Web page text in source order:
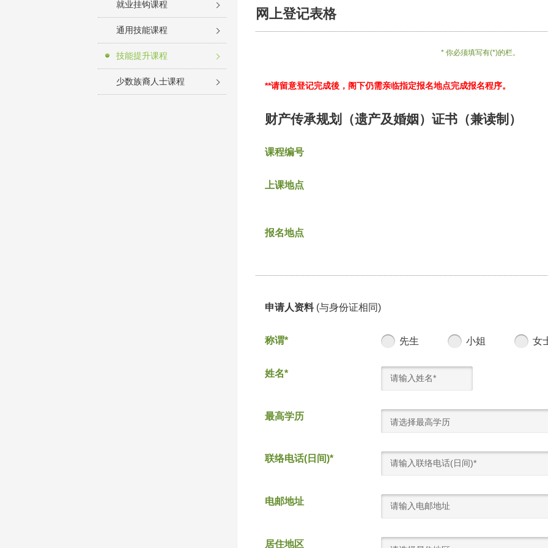
就业挂钩课程
通用技能课程
技能提升课程
少数族裔人士课程
网上登记表格
* 你必须填写有(*)的栏。
**请留意登记完成後，阁下仍需亲临指定报名地点完成报名程序。
财产传承规划（遗产及婚姻）证书（兼读制）
课程编号
上课地点
报名地点
申请人资料 (与身份证相同)
称谓* 先生 小姐 女
姓名*
最高学历
请选择最高学历
联络电话(日间)*
电邮地址
居住地区